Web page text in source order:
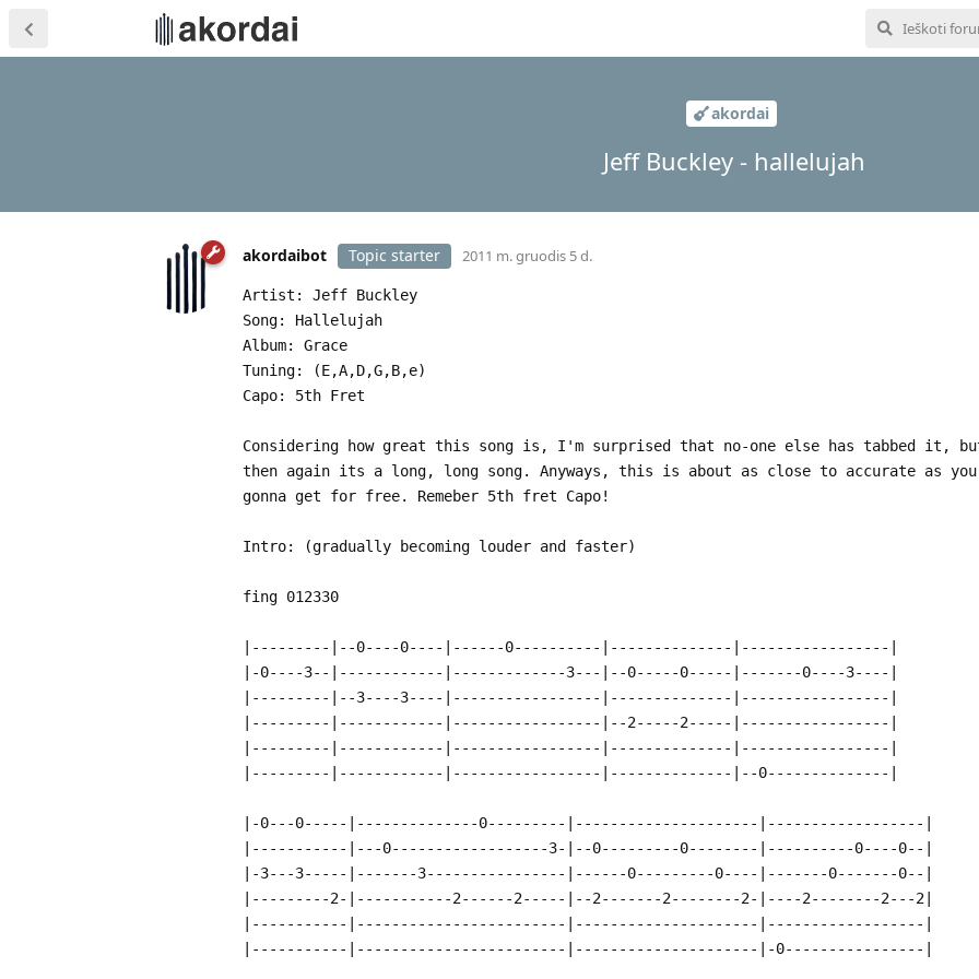
akordai
Jeff Buckley - hallelujah
akordaibot Topic starter 2011 m. gruodis 5 d.
Artist: Jeff Buckley
Song: Hallelujah
Album: Grace
Tuning: (E,A,D,G,B,e)
Capo: 5th Fret
Considering how great this song is, I'm surprised that no-one else has tabbed it,
then again its a long, long song. Anyways, this is about as close to accurate as
gonna get for free. Remeber 5th fret Capo!
Intro: (gradually becoming louder and faster)
fing 012330
|---------|--0----0----|------0----------|--------------|-----------------|
|-0----3--|------------|-------------3---|--0-----0-----|-------0----3----|
|---------|--3----3----|-----------------|--------------|-----------------|
|---------|------------|-----------------|--2-----2-----|-----------------|
|---------|------------|-----------------|--------------|-----------------|
|---------|------------|-----------------|--------------|--0--------------|
|-0---0-----|--------------0---------|---------------------|------------------|
|-----------|---0------------------3-|--0---------0--------|----------0----0--|
|-3---3-----|-------3----------------|------0---------0----|-------0-------0--|
|---------2-|-----------2------2-----|--2-------2--------2-|----2--------2---2|
|-----------|------------------------|---------------------|------------------|
|-----------|------------------------|---------------------|-0----------------|